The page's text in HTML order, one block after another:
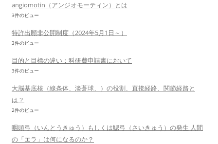
angiomotin（アンジオモーティン）とは
3件のビュー
特許出願非公開制度（2024年5月1日～）
3件のビュー
目的と目標の違い：科研費申請書において
3件のビュー
大脳基底核（線条体、淡蒼球、）の役割、直接経路、関節経路と
は？
2件のビュー
咽頭弓（いんとうきゅう）もしくは鰓弓（さいきゅう）の発生 人間
の「エラ」は何になるのか？